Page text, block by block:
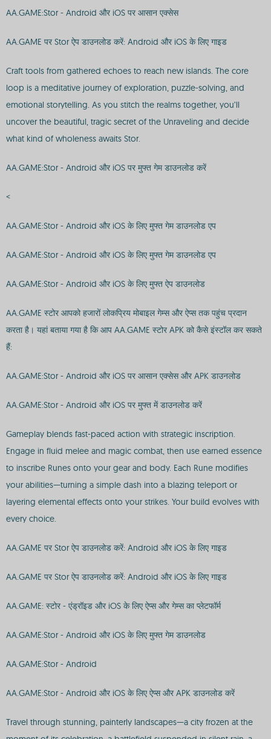
AA.GAME:Stor - Android और iOS पर आसान एक्सेस
AA.GAME पर Stor ऐप डाउनलोड करें: Android और iOS के लिए गाइड
Craft tools from gathered echoes to reach new islands. The core
loop is a meditative journey of exploration, puzzle-solving, and
emotional storytelling. As you stitch the realms together, you’ll
uncover the beautiful, tragic secret of the Unraveling and decide
what kind of wholeness awaits Stor.
AA.GAME:Stor - Android और iOS पर मुफ्त गेम डाउनलोड करें
<
AA.GAME:Stor - Android और iOS के लिए मुफ्त गेम डाउनलोड एप
AA.GAME:Stor - Android और iOS के लिए मुफ्त गेम डाउनलोड एप
AA.GAME:Stor - Android और iOS के लिए मुफ्त ऐप डाउनलोड
AA.GAME स्टोर आपको हजारों लोकप्रिय मोबाइल गेम्स और ऐप्स तक पहुंच प्रदान
करता है। यहां बताया गया है कि आप AA.GAME स्टोर APK को कैसे इंस्टॉल कर सकते
हैं:
AA.GAME:Stor - Android और iOS पर आसान एक्सेस और APK डाउनलोड
AA.GAME:Stor - Android और iOS पर मुफ्त में डाउनलोड करें
Gameplay blends fast-paced action with strategic inscription.
Engage in fluid melee and magic combat, then use earned essence
to inscribe Runes onto your gear and body. Each Rune modifies
your abilities—turning a simple dash into a blazing teleport or
layering elemental effects onto your strikes. Your build evolves with
every choice.
AA.GAME पर Stor ऐप डाउनलोड करें: Android और iOS के लिए गाइड
AA.GAME पर Stor ऐप डाउनलोड करें: Android और iOS के लिए गाइड
AA.GAME: स्टोर - एंड्रॉइड और iOS के लिए ऐप्स और गेम्स का प्लेटफॉर्म
AA.GAME:Stor - Android और iOS के लिए मुफ्त गेम डाउनलोड
AA.GAME:Stor - Android
AA.GAME:Stor - Android और iOS के लिए ऐप्स और APK डाउनलोड करें
Travel through stunning, painterly landscapes—a city frozen at the